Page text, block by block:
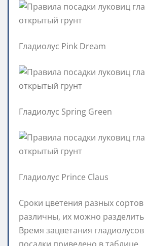
Гладиолус Pink Dream
Гладиолус Spring Green
Гладиолус Prince Claus
Сроки цветения разных
различны, их можно разделить
Время зацветания